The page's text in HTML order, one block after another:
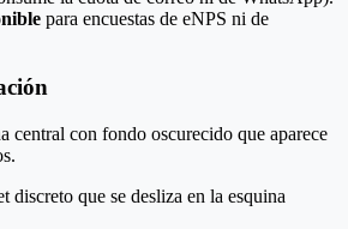
para encuestas de eNPS ni de
central con fondo oscurecido que aparece
que se desliza en la esquina